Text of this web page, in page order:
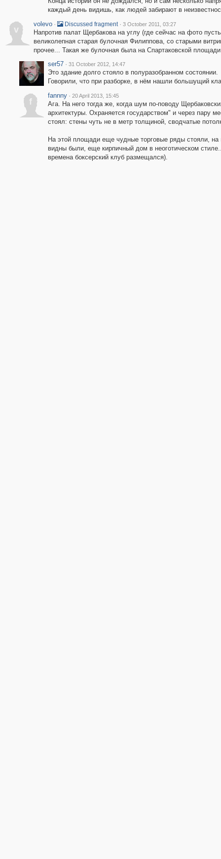
каждый день видишь, как людей забирают в
v
volevo · Discussed fragment · 3 October 2011, 03:27
Напротив палат Щербакова на углу (где сейчас на фото
великолепная старая булочная Филиппова, со старыми
прочее... Такая же булочная была на Спартаковской
ser57 · 31 October 2012, 14:47
Это здание долго стояло в полуразобранном состоянии.
Говорили, что при разборке, в нём нашли большущий
f
fannny · 20 April 2013, 15:45
Ага. На него тогда же, когда шум по-поводу
архитектуры. Охраняется государством" и через пару
стоял: стены чуть не в метр толщиной, сводчатые
На этой площади еще чудные торговые ряды стояли,
видны были, еще кирпичный дом в неоготическом
времена боксерский клуб размещался).